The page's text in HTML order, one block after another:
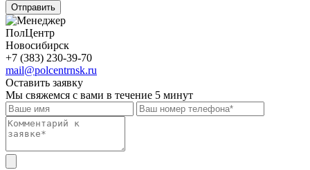
Отправить
ПолЦентр
Новосибирск
+7 (383) 230-39-70
mail@polcentrnsk.ru
Оставить заявку
Мы свяжемся с вами в течение 5 минут